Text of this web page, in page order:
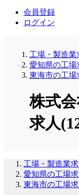
会員登録
ログイン
工場・製造業
愛知県の工場
東海市の工場
株式
求人
工場・製造業求
愛知県の工場求
東海市の工場求